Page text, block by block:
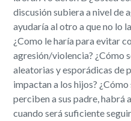
discusión subiera a nivel de
ayudaría al otro a que no lo
¿Como le haría para evitar
agresión/violencia? ¿Cómo
aleatorias y esporádicas de
impactan a los hijos?
perciben a sus padre, habrá
cuando será suficiente